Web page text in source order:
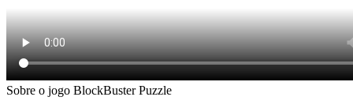
Sobre o jogo BlockBuster Puzzle